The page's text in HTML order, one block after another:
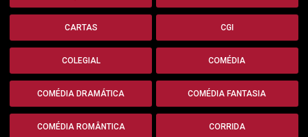
CARTAS CGI
COLEGIAL COMÉDIA
COMÉDIA DRAMÁTICA COMÉDIA FANTASIA
COMÉDIA ROMÂNTICA CORRIDA